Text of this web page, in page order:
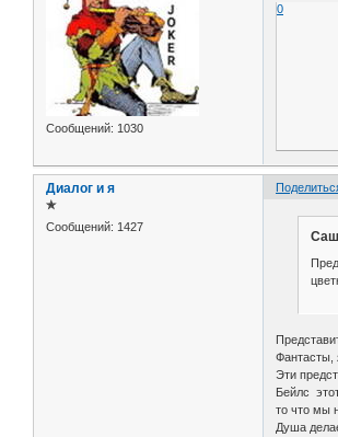
Сообщений: 1030
0
Диалог и я
✯
Сообщений: 1427
Фантасты,
Эти
Бейлс
то что мы
Душа